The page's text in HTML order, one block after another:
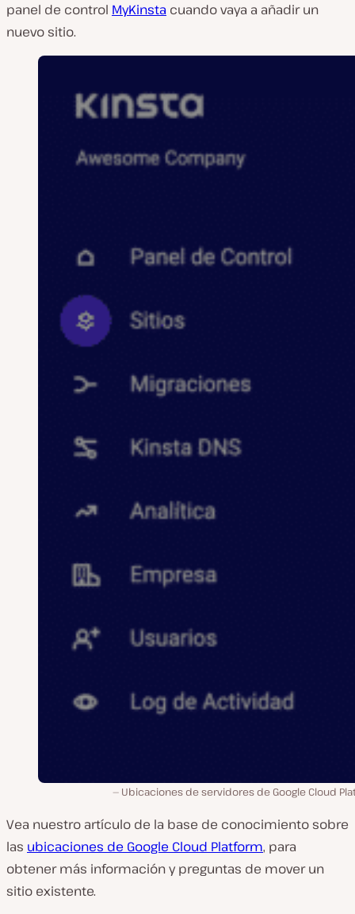
panel de control MyKinsta cuando vaya a añadir un
nuevo sitio.
Ubicaciones de servidores de Google Cloud
Vea nuestro artículo de la base de conocimiento sobre
las ubicaciones de Google Cloud Platform, para
obtener más información y preguntas de mover un
sitio existente.